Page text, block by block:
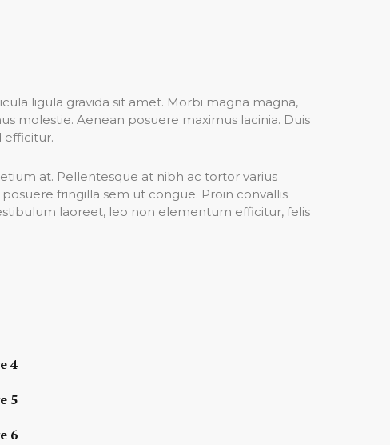
ligula gravida sit amet. Morbi magna magna,
molestie. Aenean posuere maximus lacinia. Duis
efficitur.
at. Pellentesque at nibh ac tortor varius
fringilla sem ut congue. Proin convallis
laoreet, leo non elementum efficitur, felis
4
5
6